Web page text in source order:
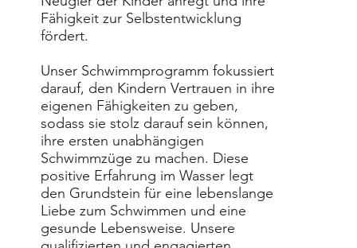
Fähigkeit zur Selbstentwicklung
fördert.
Unser Schwimmprogramm fokussiert
darauf, den Kindern Vertrauen in ihre
eigenen Fähigkeiten zu geben,
sodass sie stolz darauf sein können,
ihre ersten unabhängigen
Schwimmzüge zu machen. Diese
positive Erfahrung im Wasser legt
den Grundstein für eine lebenslange
Liebe zum Schwimmen und eine
gesunde Lebensweise. Unsere